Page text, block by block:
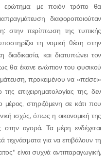
ερώτημα: με ποιόν τρόπο θα
διαφοροποιούταν
στην περίπτωση της τυπικής
τη νομική θέση στην
διαδικασία, και διατυπώνει τον
θα έκανε ενώπιον του φυσικού
προκειμένου να «πείσει»
επιχειρηματολογίας της, δεν
μέρος, στηριζόμενη σε κάτι που
ισχύς, όπως η οικονομική της
αγορά. Τα μέρη ενδέχεται
τεχνάσματα για να επιβάλουν τη
είναι συχνά αντιπαραγωγική,